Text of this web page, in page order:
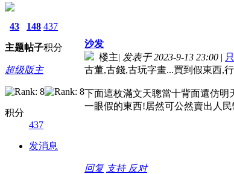
43
主题
148
帖子
437
积分
超级版主
积分
437
发消息
沙发
楼主| 发表于 2023-9-13 23:00 |
古董,古錢,古玩字畫...買到假東西,
下面這枚滿文天聰當十背面還仿明
一眼假的東西!居然可公然賣出人民
回复 支持 反对